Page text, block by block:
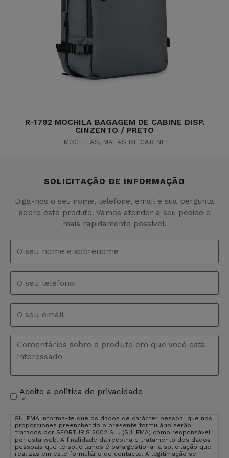
R-1792 MOCHILA BAGAGEM DE CABINE DISP.
CINZENTO / PRETO
MOCHILAS, MALAS DE CABINE
SOLICITAÇÃO DE INFORMAÇÃO
Diga-nos o seu nome, telefone, email e sua pergunta
sobre este produto. Vamos atender a seu pedido o
mais rapidamente possível.
sobrenome *
Comentários
Aceitação
de
Aceito a politica de privacidade
*
SULEMA informa-te que os dados de carácter pessoal que nos
proporciones preenchendo o presente formulário serão
tratados por SPORTURIS 2002 S.L. (SULEMA) como responsável
por esta web. A finalidade da recolha e tratamento dos dados
pessoais que te solicitamos é para gestionar a solicitação que
realizas em este formulário de contacto. A legitimação se